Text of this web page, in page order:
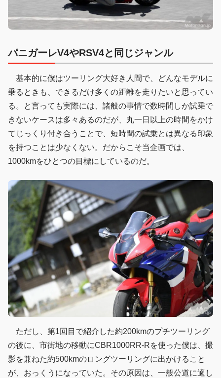
パニガーレV4やRSV4と同じジャンル
基本的に僕はツーリング大好き人間で、どんなモデルに
乗るときも、できるだけ多くの距離を走りたいと思ってい
る。と言っても実際には、諸般の事情で数時間しか試乗で
きないケースは多々あるのだが、丸一日以上の時間をかけ
てじっくり付き合うことで、短時間の試乗とは異なる印象
を持つことは少なくない。だからこそ当企画では、
1000kmをひとつの目標にしているのだ。
ただし、第1回目で紹介した約200kmのプチツーリング
の後に、市街地の移動にCBR1000RR-Rを使った僕は、撮
影を兼ねた約500kmのロングツーリングに出かけること
が、おっくうになっていた。その原因は、一般公道に適し